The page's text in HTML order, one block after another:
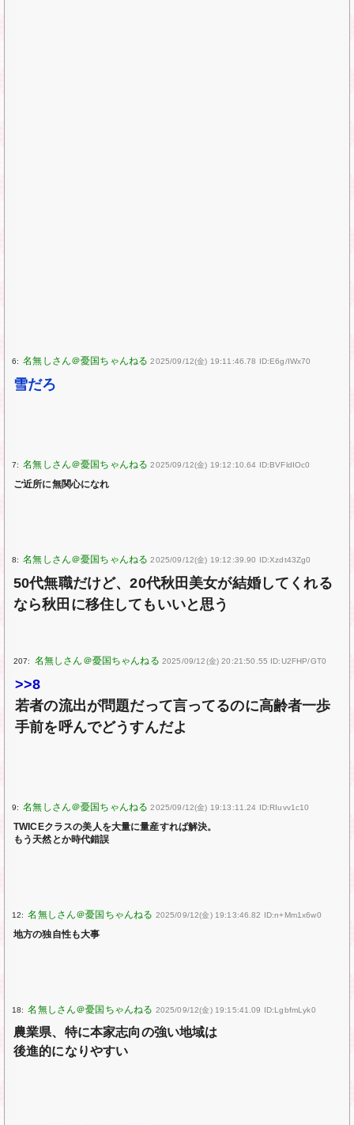
6: 2025/09/12(金) 19:11:46.78 ID:E6g/IWx70
雪だろ
7: 2025/09/12(金) 19:12:10.64 ID:BVFldIOc0
ご近所に無関心になれ
8: 2025/09/12(金) 19:12:39.90 ID:Xzdt43Zg0
50代無職だけど、20代秋田美女が結婚してくれる
なら秋田に移住してもいいと思う
207: 2025/09/12(金) 20:21:50.55 ID:U2FHP/GT0
>>8
若者の流出が問題だって言ってるのに高齢者一歩
手前を呼んでどうすんだよ
9: 2025/09/12(金) 19:13:11.24 ID:RIuvv1c10
TWICEクラスの美人を大量に量産すれば解決。
もう天然とか時代錯誤
12: 2025/09/12(金) 19:13:46.82 ID:n+Mm1x6w0
地方の独自性も大事
18: 2025/09/12(金) 19:15:41.09 ID:LgbfmLyk0
農業県、特に本家志向の強い地域は
後進的になりやすい